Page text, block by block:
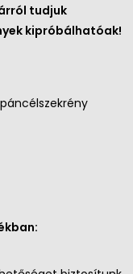
tudjuk
kipróbálhatóak!